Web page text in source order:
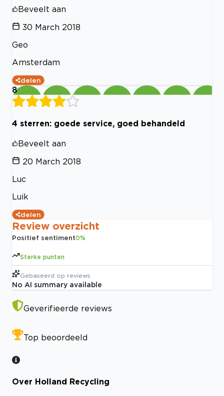
Beveelt aan
30 March 2018
Geo
Amsterdam
delen
8
4 sterren: goede service, goed behandeld
Beveelt aan
20 March 2018
Luc
Luik
delen
Review overzicht
Positief sentiment0%
Sterke punten
Gebaseerd op reviews
No AI summary available
Geverifieerde reviews
Top beoordeeld
Over Holland Recycling